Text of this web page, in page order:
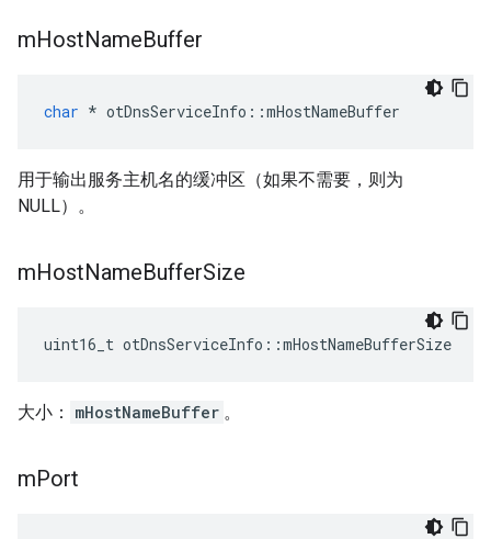
mHostNameBuffer
char * otDnsServiceInfo ::mHostNameBuffer
用于输出服务主机名的缓冲区（如果不需要，则为
NULL）。
mHostNameBufferSize
uint16_t otDnsServiceInfo ::mHostNameBufferSize
大小： mHostNameBuffer 。
mPort